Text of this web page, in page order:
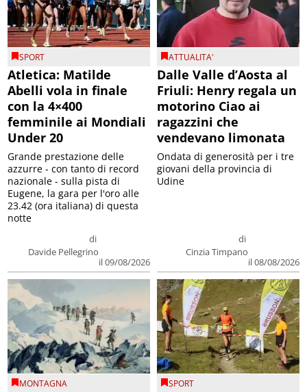
SPORT
Atletica: Matilde
Abelli vola in finale
con la 4×400
femminile ai Mondiali
Under 20
di
Davide Pellegrino
il 09/08/2026
Grande prestazione delle
azzurre - con tanto di record
nazionale - sulla pista di
Eugene, la gara per l'oro alle
23.42 (ora italiana) di questa
notte
ATTUALITA'
Dalle Valle d’Aosta al
Friuli: Henry regala un
motorino Ciao ai
ragazzini che
vendevano limonata
di
Cinzia Timpano
il 08/08/2026
Ondata di generosità per i tre
giovani della provincia di
Udine
MONTAGNA SPORT